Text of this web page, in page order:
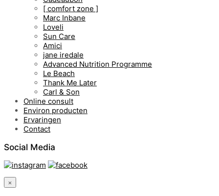
[ comfort zone ]
Marc Inbane
Loveli
Sun Care
Amici
jane iredale
Advanced Nutrition Programme
Le Beach
Thank Me Later
Carl & Son
Online consult
Environ producten
Ervaringen
Contact
Social Media
×